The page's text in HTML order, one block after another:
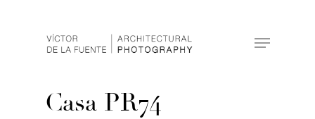
Casa PR74